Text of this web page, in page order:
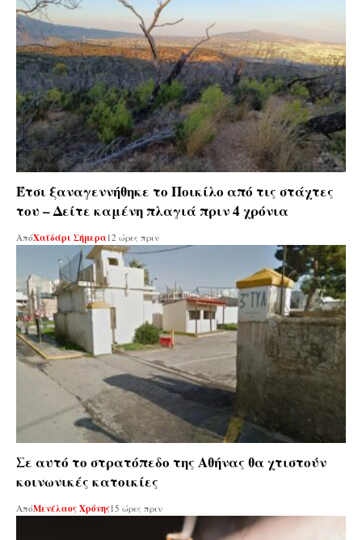
Έτσι ξαναγεννήθηκε το Ποικίλο από τις στάχτες
του – Δείτε καμένη πλαγιά πριν 4 χρόνια
ΑπόΧαϊδάρι Σήμερα12 ώρες πριν
Σε αυτό το στρατόπεδο της Αθήνας θα χτιστούν
κοινωνικές κατοικίες
ΑπόΜενέλαος Χρόνης15 ώρες πριν